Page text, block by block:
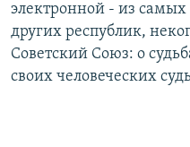
электронной - из
других республик,
Советский Союз: о
своих человеческих